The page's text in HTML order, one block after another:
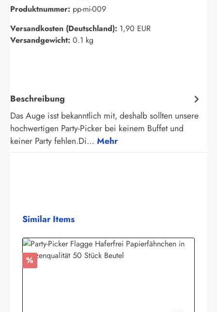
Produktnummer: pp-mi-009
Versandkosten (Deutschland): 1,90 EUR
Versandgewicht: 0.1 kg
Beschreibung
Das Auge isst bekanntlich mit, deshalb sollten unsere
hochwertigen Party-Picker bei keinem Buffet und
keiner Party fehlen.Di… Mehr
Produktgalerie überspringen
Similar Items
Rabatt
%